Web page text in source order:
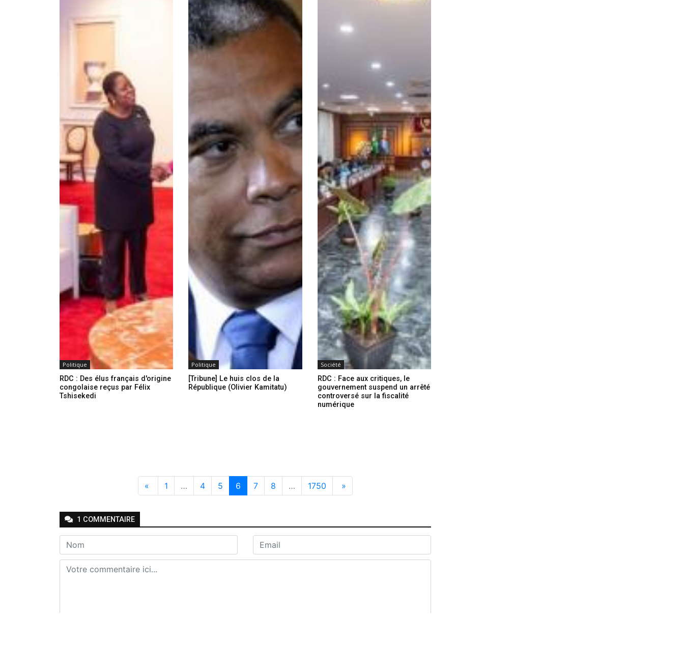
Politique
RDC : Des élus français d'origine
congolaise reçus par Félix
Tshisekedi
Politique
[Tribune] Le huis clos de la
République (Olivier Kamitatu)
Société
RDC : Face aux critiques, le
gouvernement suspend un arrêté
controversé sur la fiscalité
numérique
« 1 … 4 5 6 7 8 … 1750 »
1 COMMENTAIRE